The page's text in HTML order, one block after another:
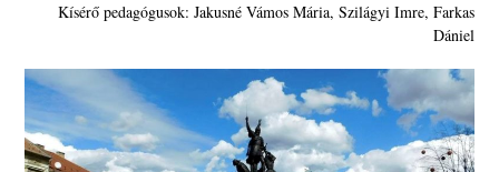
Kísérő pedagógusok: Jakusné Vámos Mária, Szilágyi Imre, Farkas
Dániel